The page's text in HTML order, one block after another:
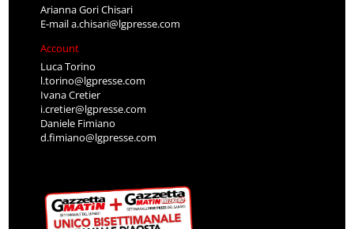
Arianna Gori Chisari
E-maila.chisari@lgpresse.com
Account
Luca Torino
l.torino@lgpresse.com
Ivana Cretier
i.cretier@lgpresse.com
Daniele Fimiano
d.fimiano@lgpresse.com